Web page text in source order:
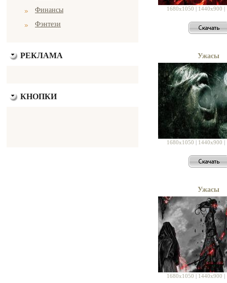
Финансы
Фэнтези
РЕКЛАМА
КНОПКИ
1680x1050 | 1440x900 |
Ужасы
1680x1050 | 1440x900 |
Ужасы
1680x1050 | 1440x900 |